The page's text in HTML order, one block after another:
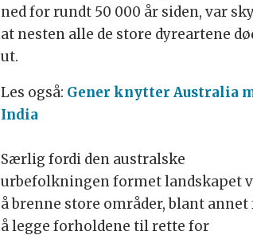
ned for rundt 50 000 år siden, var
at nesten alle de store dyreartene
ut.
Les også: Gener knytter Australia
India
Særlig fordi den australske
urbefolkningen formet landskapet
å brenne store områder, blant annet
å legge forholdene til rette for